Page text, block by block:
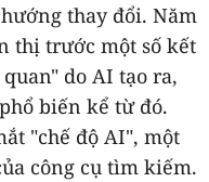
thay đổi. Năm
thị trước một số kết
do AI tạo ra,
biến kể từ đó.
"chế độ AI", một
công cụ tìm kiếm.